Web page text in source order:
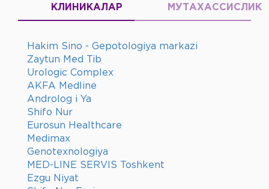
КЛИНИКАЛАР МУТАХАССИСЛИК
Hakim Sino - Gepotologiya markazi
Zaytun Med Tib
Urologic Complex
AKFA Medline
Androlog i Ya
Shifo Nur
Eurosun Healthcare
Medimax
Genotexnologiya
MED-LINE SERVIS Toshkent
Ezgu Niyat